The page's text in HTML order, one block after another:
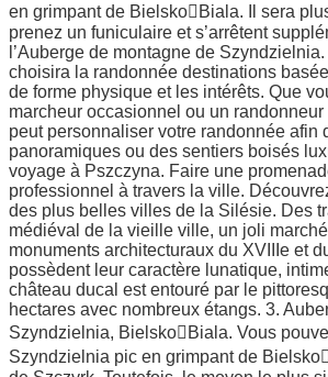
en grimpant de BielskoBiala. Il sera
prenez un funiculaire et s’arrêtent
l’Auberge de montagne de
choisira la randonnée destinations
de forme physique et les intérêts. Que
marcheur occasionnel ou un
peut personnaliser votre randonnée afin
panoramiques ou des sentiers boisés
voyage à Pszczyna. Faire une
professionnel à travers la ville.
des plus belles villes de la Silésie. Des
médiéval de la vieille ville, un joli
monuments architecturaux du XVIIIe et
possèdent leur caractère lunatique,
château ducal est entouré par le
hectares avec nombreux étangs. 3.
Szyndzielnia, BielskoBiala. Vous
Szyndzielnia pic en grimpant de